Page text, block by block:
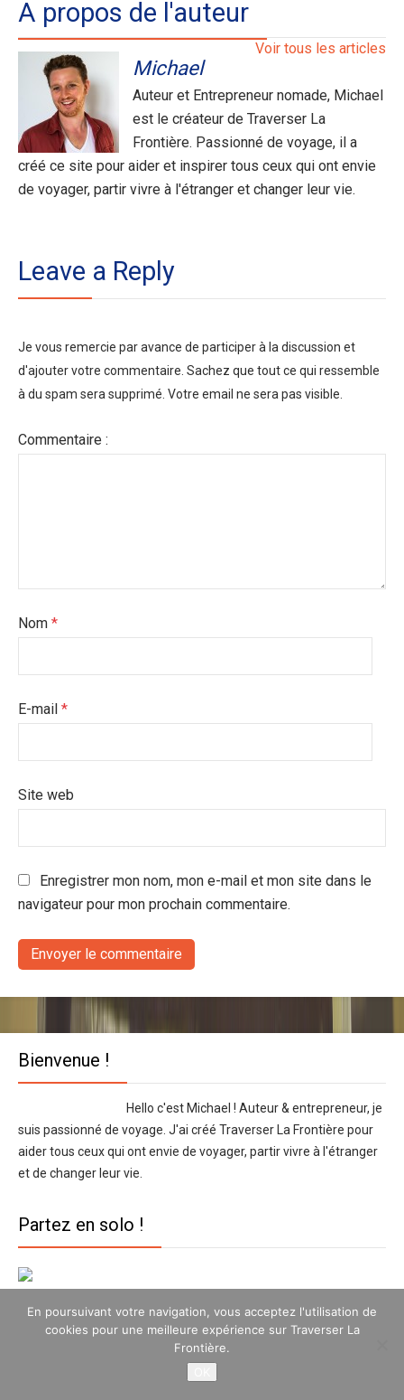
A propos de l'auteur
Voir tous les articles
Michael
Auteur et Entrepreneur nomade, Michael
est le créateur de Traverser La
Frontière. Passionné de voyage, il a
créé ce site pour aider et inspirer tous ceux qui ont envie
de voyager, partir vivre à l'étranger et changer leur vie.
Leave a Reply
Je vous remercie par avance de participer à la discussion et
d'ajouter votre commentaire. Sachez que tout ce qui ressemble
à du spam sera supprimé. Votre email ne sera pas visible.
Commentaire :
Nom *
E-mail *
Site web
Enregistrer mon nom, mon e-mail et mon site dans le
navigateur pour mon prochain commentaire.
Bienvenue !
Hello c'est Michael ! Auteur & entrepreneur, je
suis passionné de voyage. J'ai créé Traverser La Frontière pour
aider tous ceux qui ont envie de voyager, partir vivre à l'étranger
et de changer leur vie.
Partez en solo !
Partez longtemps !
En poursuivant votre navigation, vous acceptez l'utilisation de
cookies pour une meilleure expérience sur Traverser La
Frontière.